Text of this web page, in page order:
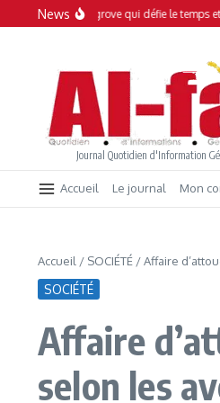
Aller au contenu
News
Une mangrove qui défie le temps et
Journal Quotidien d'Information
Accueil Le journal Mon
Accueil / SOCIÉTÉ /Affaire
SOCIÉTÉ
Affaire
selon les